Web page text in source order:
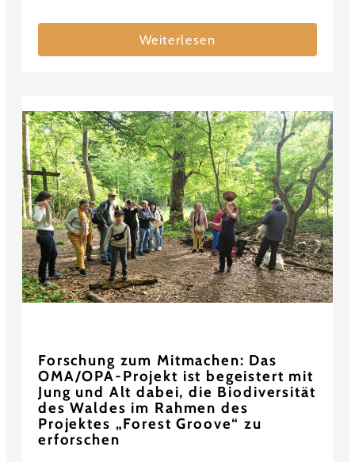
Weiterlesen
Forschung zum Mitmachen: Das
OMA/OPA-Projekt ist begeistert mit
Jung und Alt dabei, die Biodiversität
des Waldes im Rahmen des
Projektes „Forest Groove“ zu
erforschen